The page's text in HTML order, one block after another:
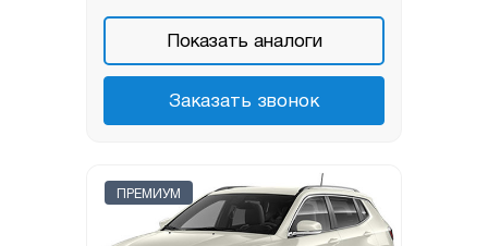
Показать аналоги
Заказать звонок
ПРЕМИУМ